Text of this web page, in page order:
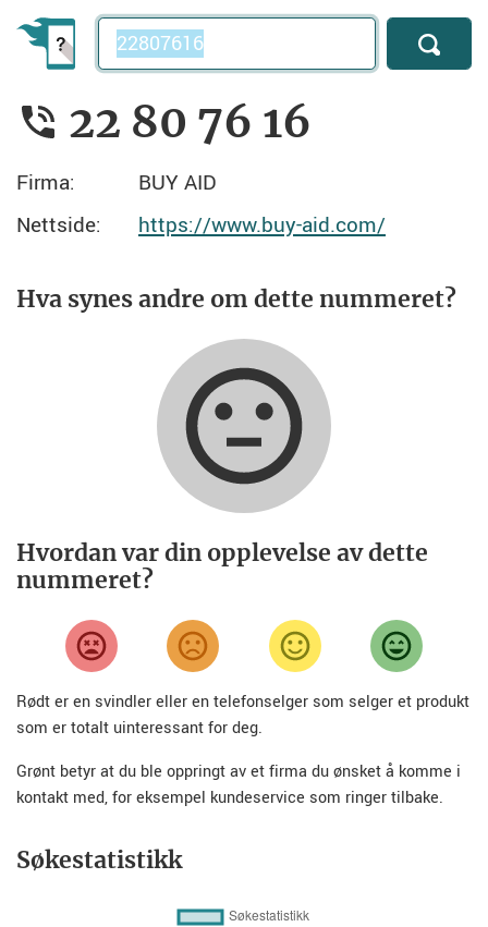
Telefonnummer
22 80 76 16
Firma:
BUY AID
Nettside:
https://www.buy-aid.com/
Hva synes andre om dette nummeret?
Hvordan var din opplevelse av dette
nummeret?
Rødt er en svindler eller en telefonselger som selger et produkt
som er totalt uinteressant for deg.
Grønt betyr at du ble oppringt av et firma du ønsket å komme i
kontakt med, for eksempel kundeservice som ringer tilbake.
Søkestatistikk